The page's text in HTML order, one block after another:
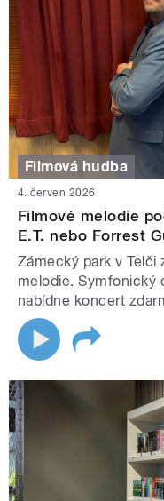
Filmová hudba
4. červen 2026
Filmové melodie
E.T. nebo Forrest
Zámecký park v Telči
melodie. Symfonický
nabídne koncert